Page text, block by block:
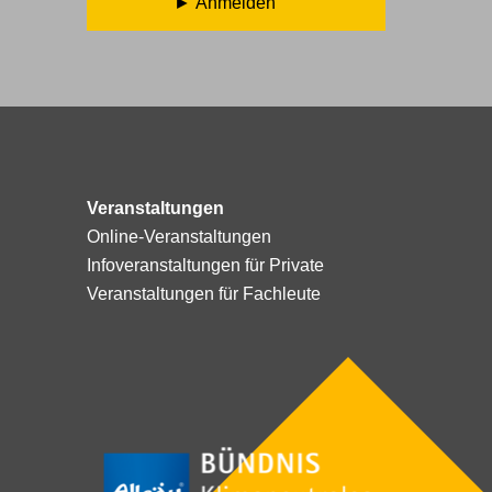
Veranstaltungen
Online-Veranstaltungen
Infoveranstaltungen für Private
Veranstaltungen für Fachleute